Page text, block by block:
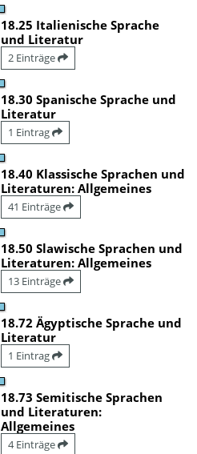
18.25 Italienische Sprache
und Literatur
2 Einträge
18.30 Spanische Sprache und
Literatur
1 Eintrag
18.40 Klassische Sprachen und
Literaturen: Allgemeines
41 Einträge
18.50 Slawische Sprachen und
Literaturen: Allgemeines
13 Einträge
18.72 Ägyptische Sprache und
Literatur
1 Eintrag
18.73 Semitische Sprachen
und Literaturen:
Allgemeines
4 Einträge